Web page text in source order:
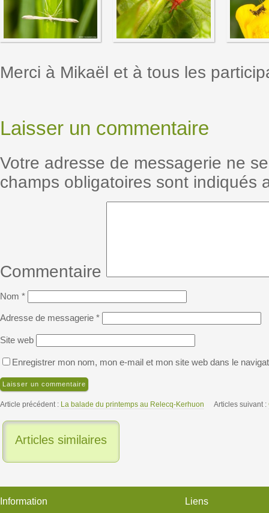
Merci à Mikaël et à tous les
Laisser un commentaire
Votre adresse de messagerie ne
champs obligatoires sont indiqués
Commentaire
Nom *
Adresse de messagerie *
Site web
Enregistrer mon nom, mon e-mail et mon site web dans le
Article précédent : La balade du printemps au Relecq-Kerhuon Articles suivant :
Articles similaires
Information Liens